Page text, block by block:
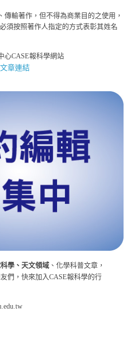
傳輸著作，但不得為商業目的之使用，
須按照著作人指定的方式表彰其姓名
心CASE報科學網站
章連結
學、天文領域 、化學科普文章，
們，快來加入CASE報科學的行